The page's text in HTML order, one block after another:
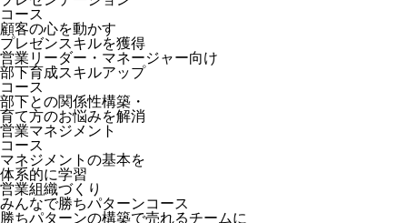
コース
顧客の心を動かす
プレゼンスキルを獲得
営業リーダー・マネージャー向け
部下育成スキルアップ
コース
部下との関係性構築・
育て方のお悩みを解消
営業マネジメント
コース
マネジメントの基本を
体系的に学習
営業組織づくり
みんなで勝ちパターンコース
勝ちパターンの構築で売れるチームに